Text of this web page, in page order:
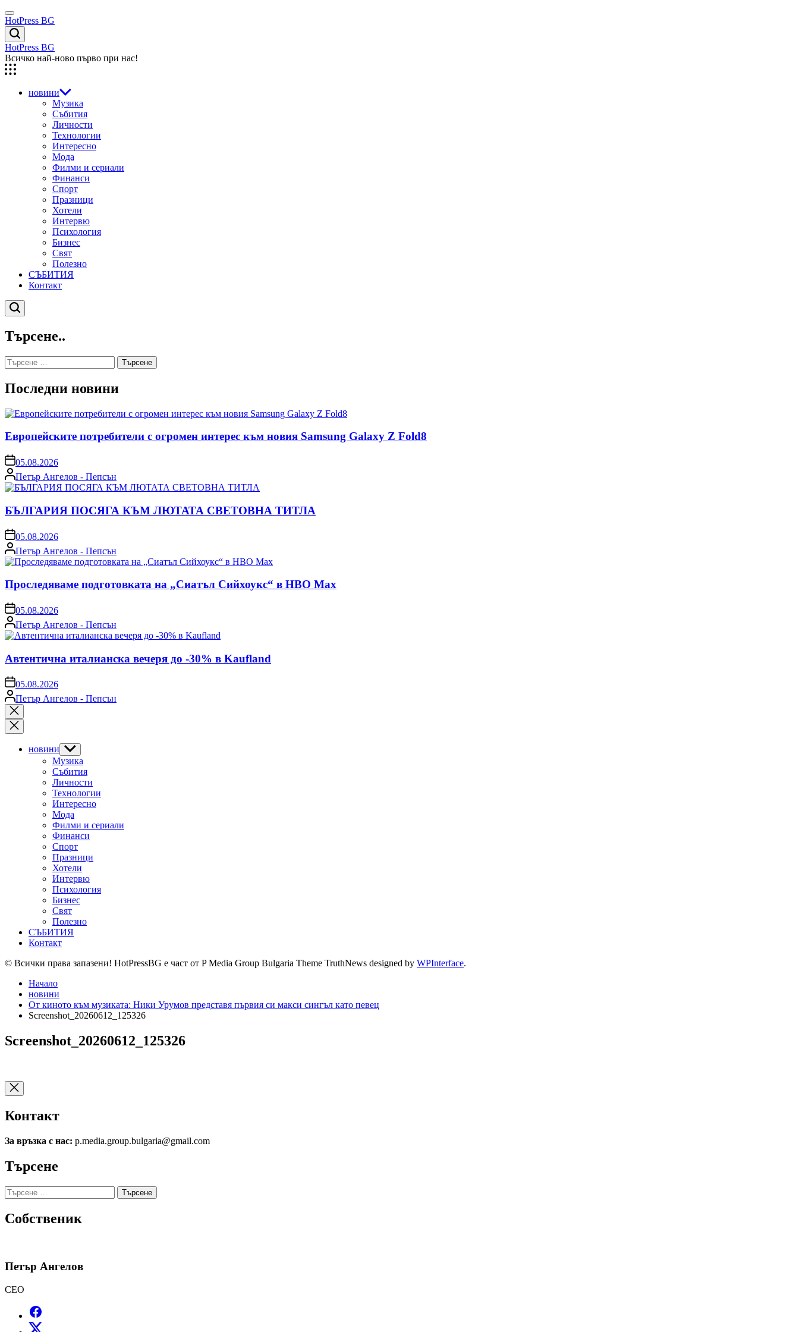
Skip
to
content
Menu
HotPress BG
Търсене
HotPress BG
Всичко най-ново първо при нас!
новини
Музика
Събития
Личности
Технологии
Интересно
Мода
Филми и сериали
Финанси
Спорт
Празници
Хотели
Интервю
Психология
Бизнес
Свят
Полезно
СЪБИТИЯ
Контакт
Търсене
Търсене..
Търсене
за:
Последни новини
Европейските потребители с огромен интерес към новия Samsung Galaxy Z Fold8
on05.08.2026
Posted
by
Петър Ангелов - Пепсън
БЪЛГАРИЯ ПОСЯГА КЪМ ЛЮТАТА СВЕТОВНА ТИТЛА
on05.08.2026
Posted
by
Петър Ангелов - Пепсън
Проследяваме подготовката на „Сиатъл Сийхоукс“ в HBO Max
on05.08.2026
Posted
by
Петър Ангелов - Пепсън
Автентична италианска вечеря до -30% в Kaufland
on05.08.2026
Posted
by
Петър Ангелов - Пепсън
Close
search
новини Show
sub
menu
Музика
Събития
Личности
Технологии
Интересно
Мода
Филми и сериали
Финанси
Спорт
Празници
Хотели
Интервю
Психология
Бизнес
Свят
Полезно
СЪБИТИЯ
Контакт
© Всички права запазени! HotPressBG е част от P Media Group Bulgaria Theme TruthNews designed by WPInterface.
Начало
новини
От киното към музиката: Ники Урумов представя първия си макси сингъл като певец
Screenshot_20260612_125326
Screenshot_20260612_125326
Контакт
За връзка с нас: p.media.group.bulgaria@gmail.com
Търсене
Търсене
за:
Собственик
Петър Ангелов
CEO